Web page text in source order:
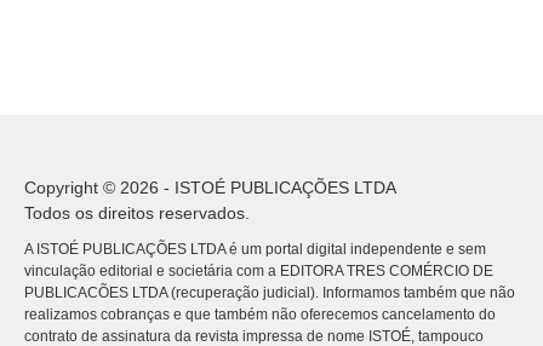
Copyright © 2026 - ISTOÉ PUBLICAÇÕES LTDA
Todos os direitos reservados.
A ISTOÉ PUBLICAÇÕES LTDA é um portal digital independente e sem
vinculação editorial e societária com a EDITORA TRES COMÉRCIO DE
PUBLICACÕES LTDA (recuperação judicial). Informamos também que não
realizamos cobranças e que também não oferecemos cancelamento do
contrato de assinatura da revista impressa de nome ISTOÉ, tampouco